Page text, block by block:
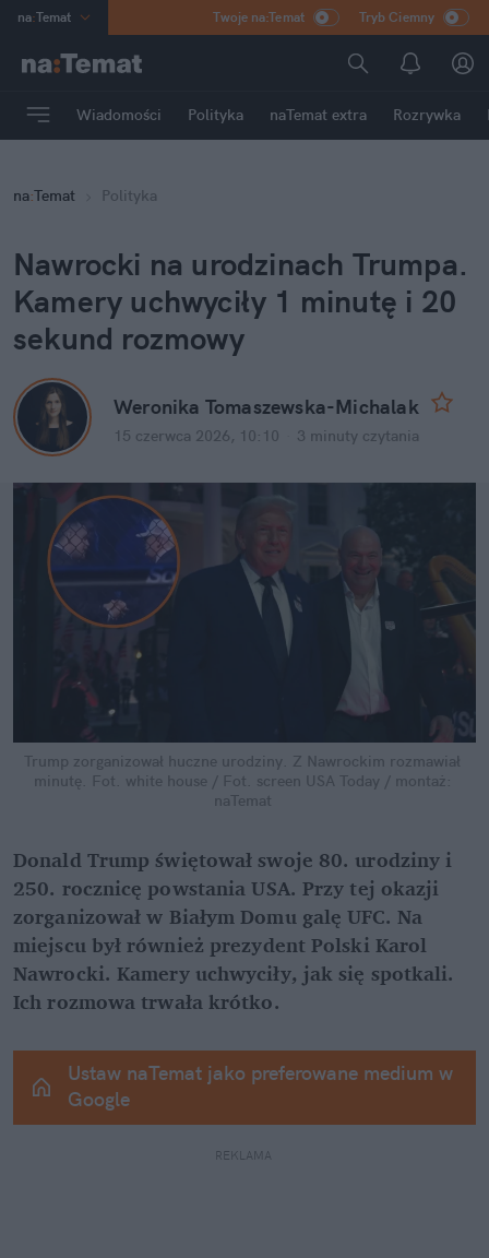
na:Temat
Poland
mama
Rozrywka
Twoje na:Temat Tryb Ciemny
Wiadomości Polityka naTemat extra Rozrywka
na:Temat Polityka
Nawrocki na urodzinach Trumpa.
Kamery uchwyciły 1 minutę i 20
sekund rozmowy
Weronika Tomaszewska-Michalak
15 czerwca 2026, 10:10 3 minuty czytania
Trump zorganizował huczne urodziny. Z Nawrockim rozmawiał
minutę. Fot. white house / Fot. screen USA Today / montaż:
naTemat
Donald Trump świętował swoje 80. urodziny i
250. rocznicę powstania USA. Przy tej okazji
zorganizował w Białym Domu galę UFC. Na
miejscu był również prezydent Polski Karol
Nawrocki. Kamery uchwyciły, jak się spotkali.
Ich rozmowa trwała krótko.
Ustaw naTemat jako preferowane medium w
Google
REKLAMA